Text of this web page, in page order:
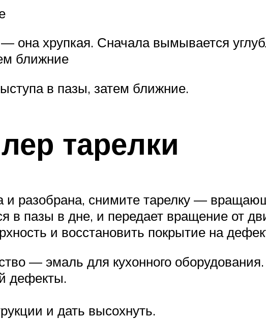
она хрупкая. Сначала вымывается
ближние
в пазы, затем ближние.
тарелки
и разобрана, снимите тарелку —
в пазы в дне, и передает вращение от
и восстановить покрытие на
— эмаль для кухонного оборудования.
дефекты.
и дать высохнуть.